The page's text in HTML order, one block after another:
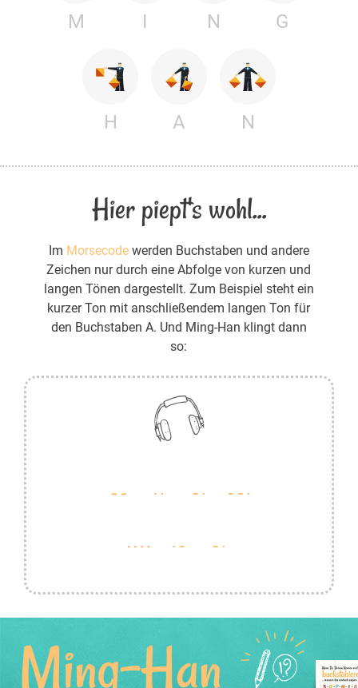
M I N G
H A N
Hier piept's wohl...
Im Morsecodewerden Buchstaben und andere
Zeichen nur durch eine Abfolge von kurzen und
langen Tönen dargestellt. Zum Beispiel steht ein
kurzer Ton mit anschließendem langen Ton für
den Buchstaben A. Und Ming-Han klingt dann
so:
Ming-Han